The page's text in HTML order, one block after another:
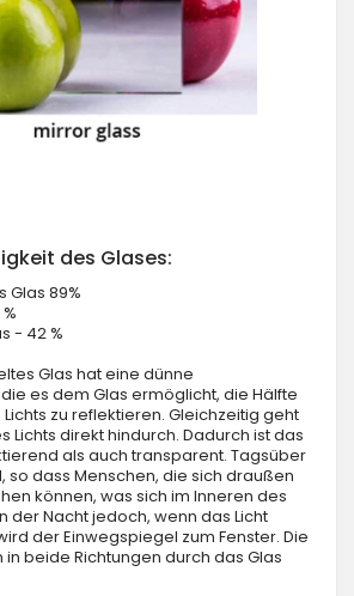
des Glases:
Glas 89%
- 42 %
Glas hat eine dünne
es dem Glas ermöglicht, die Hälfte
zu reflektieren. Gleichzeitig geht
Lichts direkt hindurch. Dadurch ist das
als auch transparent. Tagsüber
so dass Menschen, die sich draußen
können, was sich im Inneren des
der Nacht jedoch, wenn das Licht
der Einwegspiegel zum Fenster. Die
beide Richtungen durch das Glas